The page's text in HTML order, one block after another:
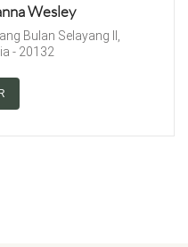
Wesley
Bulan Selayang II,
- 20132